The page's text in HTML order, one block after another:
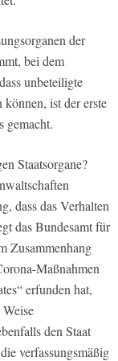
der
bei dem
unbeteiligte
ist der erste
gemacht.
Staatsorgane?
dass das Verhalten
das Bundesamt für
Zusammenhang
Maßnahmen
erfunden hat,
den Staat
verfassungsmäßig